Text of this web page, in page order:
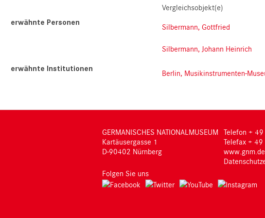
Vergleichsobjekt(e)
erwähnte Personen Silbermann, Gottfried
Silbermann, Johann Heinrich
erwähnte Institutionen Berlin, Musikinstrumenten-
GERMANISCHES NATIONALMUSEUM
Kartäusergasse 1
D-90402 Nürnberg
Telefon +
Telefax +
www.gnm.de
Folgen Sie uns